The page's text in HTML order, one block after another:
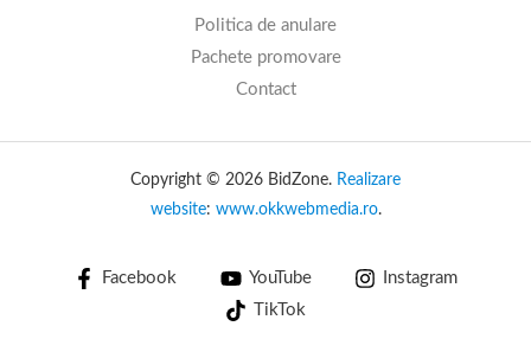
Politica de anulare
Pachete promovare
Contact
Copyright © 2026 BidZone. Realizare
website: www.okkwebmedia.ro.
Facebook YouTube
Instagram
TikTok